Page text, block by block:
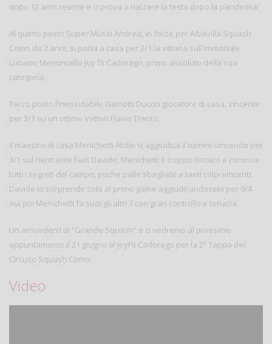
dopo 12 anni resiste e ci prova a rialzare la testa dopo la pandemia!
Al quinto posto Super Mussi Andrea, in forze per Albavilla Squash
Como da 2 anni, si porta a casa per 3/1 la vittoria sull’immortale
Luciano Menoncello Joy fit Cadorago, primo assoluto della sua
categoria.
Terzo posto l’inossidabile Gainotti Duccio giocatore di casa, vincente
per 3/1 su un ottimo Vettori Flavio Trento.
Il maestro di casa Menichetti Attilio si aggiudica il torneo vincendo per
3/1 sul rientrante Fadi Davide, Menichetti è troppo tecnico e conosce
tutti i segreti del campo, poche palle sbagliate e tanti colpi vincenti,
Davide lo sorprende solo al primo game aggiudicandoselo per 9/4
ma poi Menichetti fa suoi gli altri 3 con gran controllo e tenacia.
Un arrivederci di “Grande Squash” e ci vedremo al prossimo
appuntamento il 21 giugno al JoyFit Cadorago per la 2ª Tappa del
Circuito Squash Como.
Video